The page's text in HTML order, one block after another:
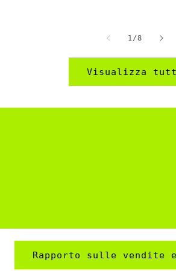
1/su
8
Visualizza
Rapporto sulle vendite